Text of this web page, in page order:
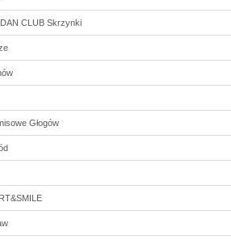
CLUB Skrzynki
Głogów